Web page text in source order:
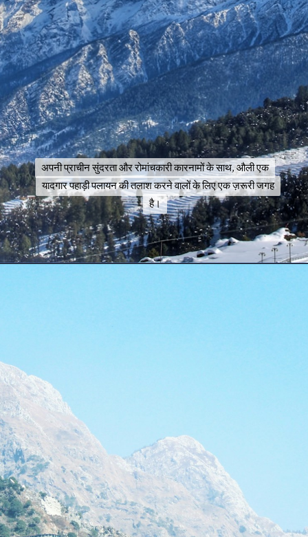
अपनी प्राचीन सुंदरता और रोमांचकारी कारनामों के साथ, औली एक
यादगार पहाड़ी पलायन की तलाश करने वालों के लिए एक ज़रूरी जगह
है।
अपनी प्राचीन सुंदरता और रोमांचकारी कारनामों के साथ, औली एक
यादगार पहाड़ी पलायन की तलाश करने वालों के लिए एक ज़रूरी जगह
है।